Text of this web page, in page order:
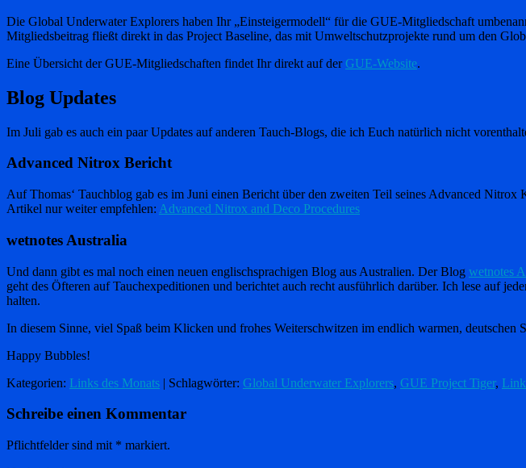
Die Global Underwater Explorers haben Ihr „Einsteigermodell“ für die GUE-Mitgliedschaft
Mitgliedsbeitrag fließt direkt in das Project Baseline, das mit Umweltschutzprojekte rund um den
Eine Übersicht der GUE-Mitgliedschaften findet Ihr direkt auf derGUE-Website.
Blog Updates
Im Juli gab es auch ein paar Updates auf anderen Tauch-Blogs, die ich Euch natürlich nicht
Advanced Nitrox Bericht
Auf Thomas‘ Tauchblog gab es im Juni einen Bericht über den zweiten Teil seines Advanced
Artikel nur weiter empfehlen: Advanced Nitrox and Deco Procedures
wetnotes Australia
Und dann gibt es mal noch einen neuen englischsprachigen Blog aus Australien. Der Blog wetnotes
geht des Öfteren auf Tauchexpeditionen und berichtet auch recht ausführlich darüber. Ich lese auf
halten.
In diesem Sinne, viel Spaß beim Klicken und frohes Weiterschwitzen im endlich warmen,
Happy Bubbles!
Kategorien: Links des Monats | Schlagwörter: Global Underwater Explorers, GUE Project Tiger,
Schreibe einen Kommentar
Pflichtfelder sind mit * markiert.